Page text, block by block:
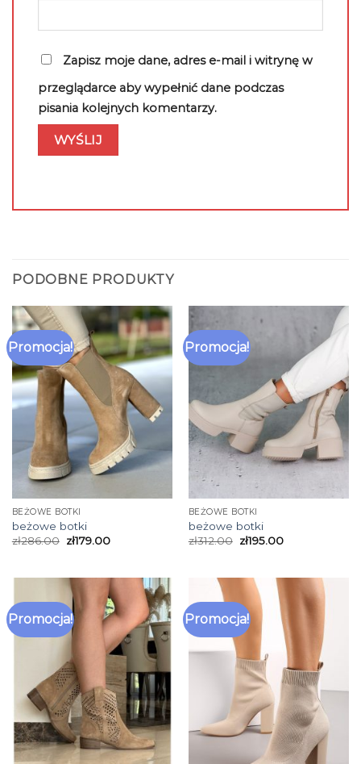
Zapisz moje dane, adres e-mail i witrynę w
przeglądarce aby wypełnić dane podczas
pisania kolejnych komentarzy.
PODOBNE PRODUKTY
Promocja!
BEŻOWE BOTKI
beżowe botki
zł286.00 zł179.00
Promocja!
BEŻOWE BOTKI
beżowe botki
zł312.00 zł195.00
Promocja! Promocja!